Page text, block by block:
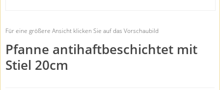
Für eine größere Ansicht klicken Sie auf das Vorschaubild
Pfanne antihaftbeschichtet mit
Stiel 20cm